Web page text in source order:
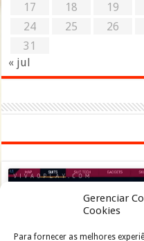
Gerenciar
Cookies
Para fornecer as melhores
17
18 19
24
25 26
31
« jul